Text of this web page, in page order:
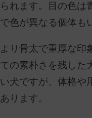
れます。目の色は
色が異なる個体も
り骨太で重厚な印
の素朴さを残した
犬ですが、体格や
ります。